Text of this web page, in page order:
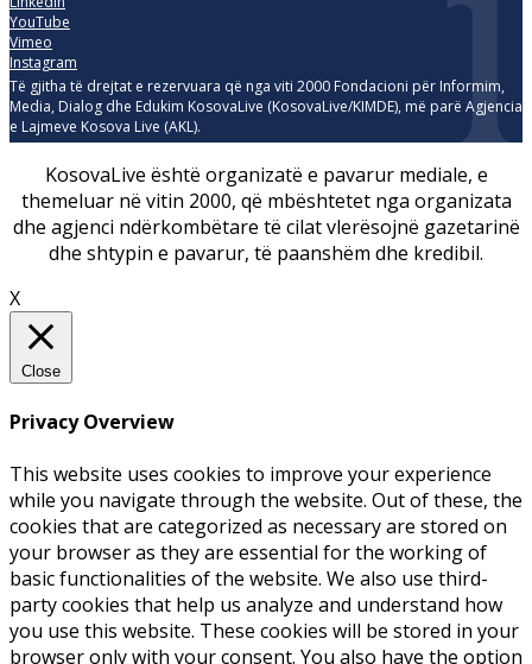
YouTube
Vimeo
Instagram
Të gjitha të drejtat e rezervuara që nga viti 2000 Fondacioni për Informim,
Media, Dialog dhe Edukim KosovaLive (KosovaLive/KIMDE), më parë Agjencia
e Lajmeve Kosova Live (AKL).
KosovaLive është organizatë e pavarur mediale, e
themeluar në vitin 2000, që mbështetet nga organizata
dhe agjenci ndërkombëtare të cilat vlerësojnë gazetarinë
dhe shtypin e pavarur, të paanshëm dhe kredibil.
X
Close
Privacy Overview
This website uses cookies to improve your experience
while you navigate through the website. Out of these, the
cookies that are categorized as necessary are stored on
your browser as they are essential for the working of
basic functionalities of the website. We also use third-
party cookies that help us analyze and understand how
you use this website. These cookies will be stored in your
browser only with your consent. You also have the option